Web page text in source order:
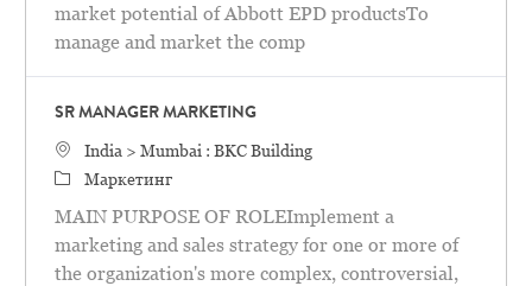
market potential of Abbott EPD productsTo
manage and market the comp
SR MANAGER MARKETING
Местоположение
India > Mumbai : BKC Building
категория
Маркетинг
MAIN PURPOSE OF ROLEImplement a
marketing and sales strategy for one or more of
the organization's more complex, controversial,